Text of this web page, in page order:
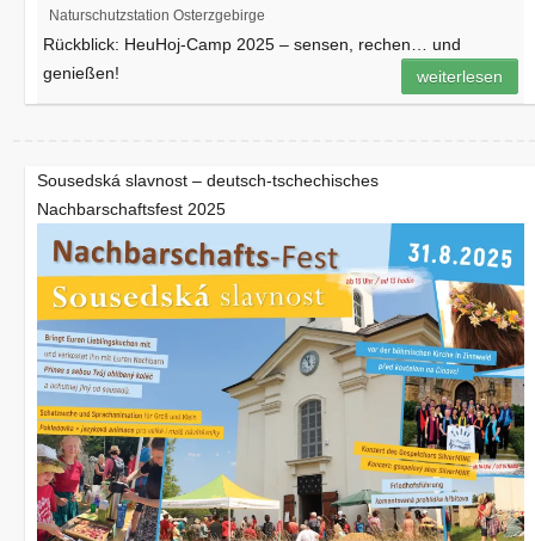
Naturschutzstation Osterzgebirge
Rückblick: HeuHoj-Camp 2025 – sensen, rechen… und
genießen!
weiterlesen
Sousedská slavnost – deutsch-tschechisches
Nachbarschaftsfest 2025